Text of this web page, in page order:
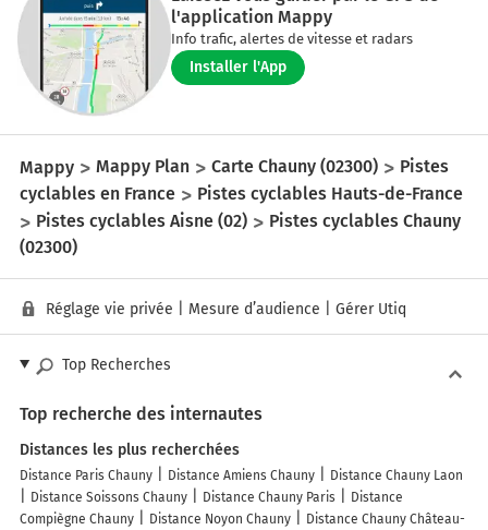
l'application Mappy
Info trafic, alertes de vitesse et radars
Installer l'App
Mappy Mappy Plan Carte Chauny (02300)
Pistes
cyclables en France
Pistes cyclables Hauts-de-France
Pistes cyclables Aisne (02)
Pistes cyclables Chauny
(02300)
Réglage vie privée Mesure d’audience Gérer Utiq
Top Recherches
Top recherche des internautes
Distances les plus recherchées
Distance Paris Chauny Distance Amiens Chauny
Distance Chauny Laon
Distance Soissons Chauny
Distance Chauny Paris
Distance
Compiègne Chauny
Distance Noyon Chauny
Distance Chauny Château-